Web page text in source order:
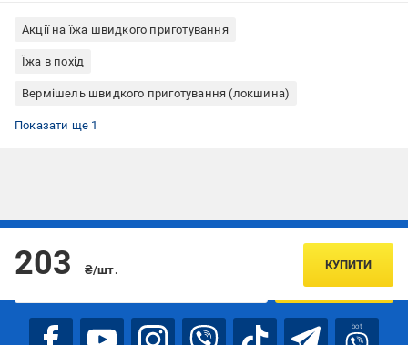
Акції на їжа швидкого приготування
Їжа в похід
Вермішель швидкого приготування (локшина)
Їжа швидкого приготування зі смаком курки
Показати ще 1
203 ₴/шт. КУПИТИ
Підписуйтесь, щоб дізнаватись першим про акції та пропозиції
ПІДПИСАТИСЯ
bot